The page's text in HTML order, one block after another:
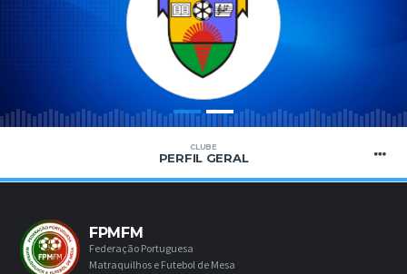
CLUBE
PERFIL GERAL
FPMFM
Federação Portuguesa
Matraquilhos e Futebol de Mesa